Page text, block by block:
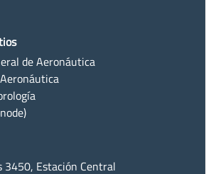
de Aeronáutica
3450, Estación Central